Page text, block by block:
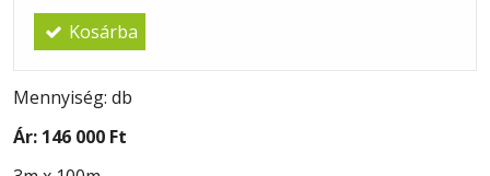
Kosárba
Mennyiség: db
Ár: 146 000 Ft